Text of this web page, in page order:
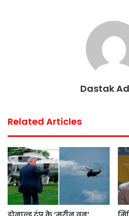
Dastak
Related Articles